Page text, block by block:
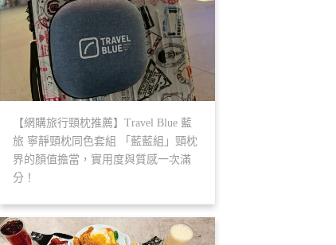
【網購旅行頸枕推薦】Travel Blue 藍
旅 寧靜頸枕同色套組 「藍藍組」頸枕
界的顏值擔當，實用度與質感一次滿
分！